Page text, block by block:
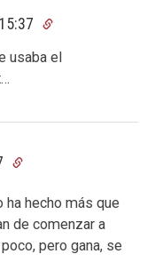
usaba el
hecho más que
de comenzar a
pero gana, se